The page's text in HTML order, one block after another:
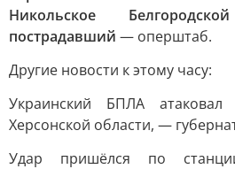
Никольское
пострадавший — оперштаб.
Другие новости к этому часу:
Украинский БПЛА
Херсонской области, —
Удар пришёлся по